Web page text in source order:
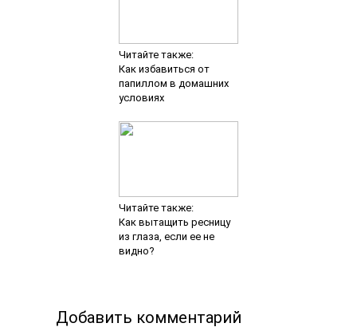
Читайте также:
Как избавиться от
папиллом в домашних
условиях
Читайте также:
Как вытащить ресницу
из глаза, если ее не
видно?
Добавить комментарий